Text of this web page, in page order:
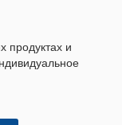
продуктах и